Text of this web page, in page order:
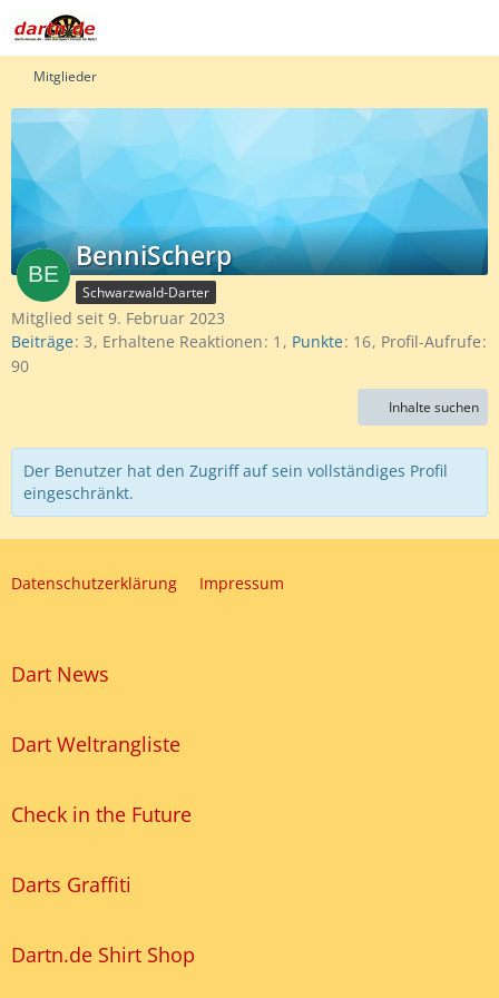
Mitglieder
BenniScherp
Schwarzwald-Darter
Mitglied seit 9. Februar 2023
Beiträge 3 Erhaltene Reaktionen 1 Punkte 16 Profil-Aufrufe
90
Inhalte suchen
Der Benutzer hat den Zugriff auf sein vollständiges Profil
eingeschränkt.
Datenschutzerklärung Impressum
Dart News
Dart Weltrangliste
Check in the Future
Darts Graffiti
Dartn.de Shirt Shop